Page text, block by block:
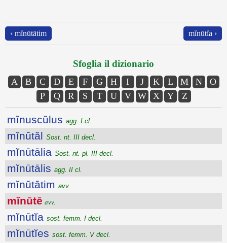
‹ mĭnūtātim mĭnūtĭa ›
Sfoglia il dizionario
A B C D E F G H I J K L M N
O
P
Q R S T U V W X Y Z
mĭnuscŭlus agg. I cl.
mĭnūtăl Sost. nt. III decl.
mĭnūtālia Sost. nt. pl. III decl.
mĭnūtālis agg. II cl.
mĭnūtātim avv.
mĭnūtē avv.
mĭnūtĭa sost. femm. I decl.
mĭnūtĭes sost. femm. V decl.